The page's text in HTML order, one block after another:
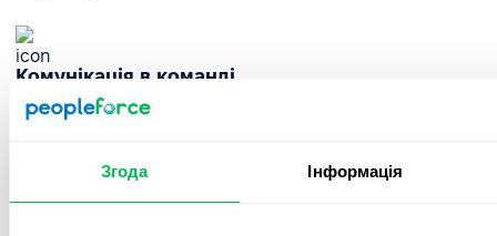
Згода Інформація
Комунікація в команді
Стрічка новин допоможе зберігати всю важливу інформацію